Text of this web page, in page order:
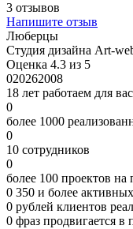
3 отзывов
Напишите отзыв
Люберцы
Студия дизайна Art-
Оценка 4.3 из 5
020262008
18 лет работаем для вас
0
более 1000
0
10 сотрудников
0
более 100 проектов на
0 350 и более
0 рублей клиентов
0 фраз продвигается в